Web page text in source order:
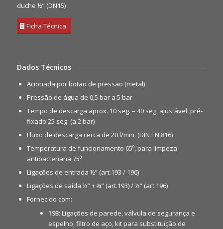
duche ½” (DN15)
Ficha Técnica
Dados Técnicos
Acionada por botão de pressão (metal)
Pressão de água de 0,5 bar a 5 bar
Tempo de descarga aprox. 10 seg. – 40 seg. ajustável, pré-
fixado 25 seg. (a 2 bar)
Fluxo de descarga cerca de 20 l/min. (DIN EN 816)
Temperatura de funcionamento 65⁰, para limpeza
antibacteriana 75⁰
Ligações de entrada ½” (art.193 / 196)
Ligações de saída ½” + ¾” (art.193) / ½” (art.196)
Fornecido com:
193:Ligações de parede, válvula de segurança e
espelho, filtro de aço, kit para substituição de